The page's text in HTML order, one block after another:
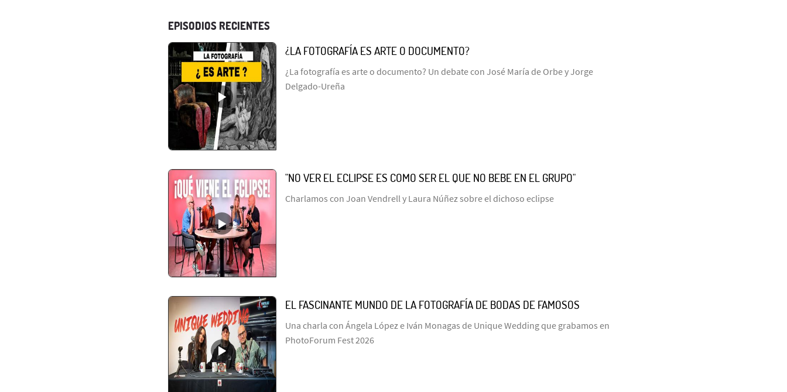
EPISODIOS RECIENTES
¿LA FOTOGRAFÍA ES ARTE O DOCUMENTO?
¿La fotografía es arte o documento? Un debate con José María de Orbe y Jorge
Delgado-Ureña
"NO VER EL ECLIPSE ES COMO SER EL QUE NO BEBE EN EL GRUPO"
Charlamos con Joan Vendrell y Laura Núñez sobre el dichoso eclipse
EL FASCINANTE MUNDO DE LA FOTOGRAFÍA DE BODAS DE FAMOSOS
Una charla con Ángela López e Iván Monagas de Unique Wedding que grabamos en
PhotoForum Fest 2026